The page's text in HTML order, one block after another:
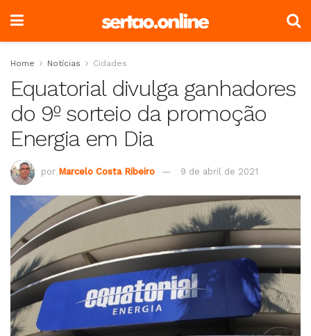
Home Notícias Cidades
Equatorial divulga ganhadores
do 9º sorteio da promoção
Energia em Dia
por Marcelo Costa Ribeiro 9 de abril de 2021